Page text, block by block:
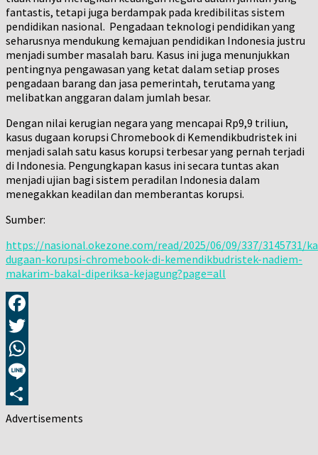
fantastis, tetapi juga berdampak pada kredibilitas sistem
pendidikan nasional. Pengadaan teknologi pendidikan yang
seharusnya mendukung kemajuan pendidikan Indonesia justru
menjadi sumber masalah baru. Kasus ini juga menunjukkan
pentingnya pengawasan yang ketat dalam setiap proses
pengadaan barang dan jasa pemerintah, terutama yang
melibatkan anggaran dalam jumlah besar.
Dengan nilai kerugian negara yang mencapai Rp9,9 triliun,
kasus dugaan korupsi Chromebook di Kemendikbudristek ini
menjadi salah satu kasus korupsi terbesar yang pernah terjadi
di Indonesia. Pengungkapan kasus ini secara tuntas akan
menjadi ujian bagi sistem peradilan Indonesia dalam
menegakkan keadilan dan memberantas korupsi.
Sumber:
https://nasional.okezone.com/read/2025/06/09/337/3145731/
dugaan-korupsi-chromebook-di-kemendikbudristek-nadiem-
makarim-bakal-diperiksa-kejagung?page=all
Facebook
Twitter
WhatsApp
Line
Share
Advertisements